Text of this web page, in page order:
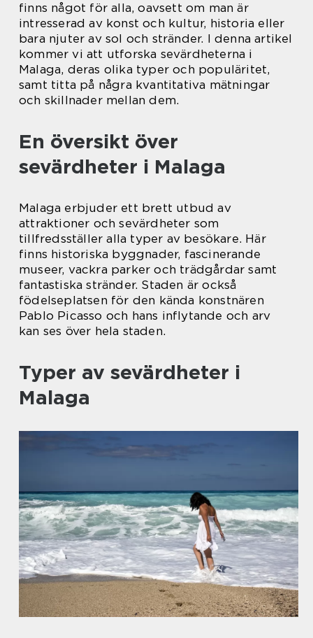
finns något för alla, oavsett om man är
intresserad av konst och kultur, historia eller
bara njuter av sol och stränder. I denna artikel
kommer vi att utforska sevärdheterna i
Malaga, deras olika typer och populäritet,
samt titta på några kvantitativa mätningar
och skillnader mellan dem.
En översikt över
sevärdheter i Malaga
Malaga erbjuder ett brett utbud av
attraktioner och sevärdheter som
tillfredsställer alla typer av besökare. Här
finns historiska byggnader, fascinerande
museer, vackra parker och trädgårdar samt
fantastiska stränder. Staden är också
födelseplatsen för den kända konstnären
Pablo Picasso och hans inflytande och arv
kan ses över hela staden.
Typer av sevärdheter i
Malaga